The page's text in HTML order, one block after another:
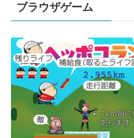
ブラウザゲーム